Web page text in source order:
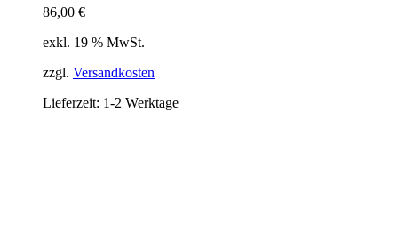
86,00 €
exkl. 19 % MwSt.
zzgl. Versandkosten
Lieferzeit: 1-2 Werktage